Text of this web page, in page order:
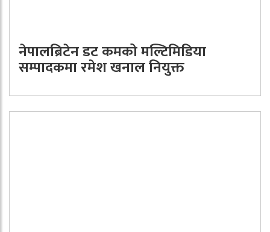
नेपालब्रिटेन डट कमको मल्टिमिडिया
सम्पादकमा रमेश खनाल नियुक्त